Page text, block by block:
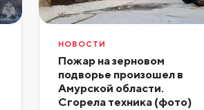
НОВОСТИ
Пожар на зерновом
подворье произошел в
Амурской области.
Сгорела техника (фото)